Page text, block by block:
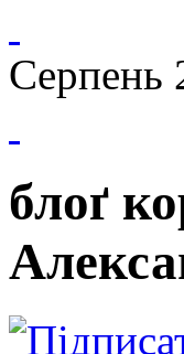
Серпень
блоґ